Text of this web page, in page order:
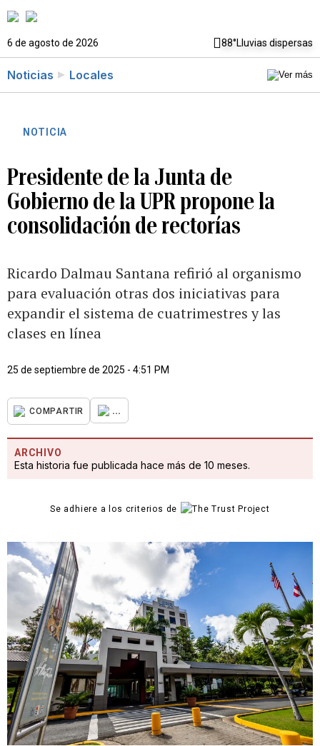
6 de agosto de 2026 88°Lluvias dispersas
Noticias Locales
NOTICIA
Presidente de la Junta de
Gobierno de la UPR propone la
consolidación de rectorías
Ricardo Dalmau Santana refirió al organismo
para evaluación otras dos iniciativas para
expandir el sistema de cuatrimestres y las
clases en línea
25 de septiembre de 2025 - 4:51 PM
COMPARTIR ...
ARCHIVO
Esta historia fue publicada hace más de 10 meses.
Se adhiere a los criterios de